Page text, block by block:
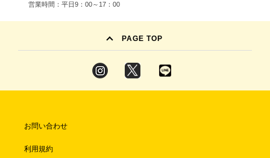
営業時間：平日9：00～17：00
PAGE TOP
お問い合わせ
利用規約